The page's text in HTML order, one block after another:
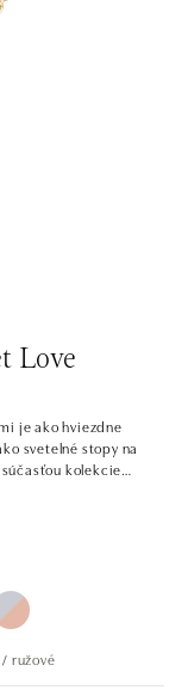
Love
je ako hviezdne
svetelné stopy na
kolekcie
Nie je teda divu, že
už takmer 30
certifikátom
s nami iba
bez retiazky. Retiazku
ružové